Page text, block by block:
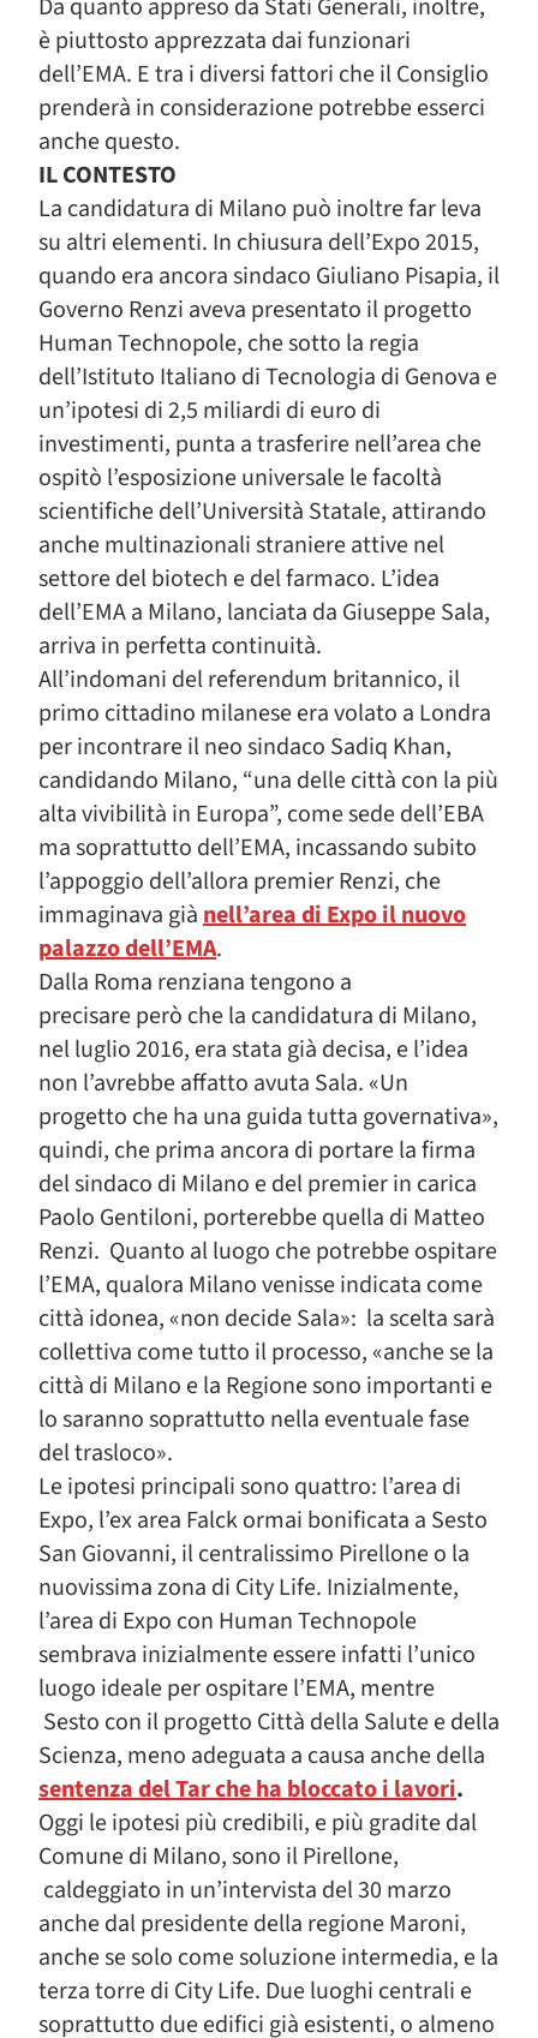
Da quanto appreso da Stati Generali, inoltre,
è piuttosto apprezzata dai funzionari
dell’EMA. E tra i diversi fattori che il Consiglio
prenderà in considerazione potrebbe esserci
anche questo.
IL CONTESTO
La candidatura di Milano può inoltre far leva
su altri elementi. In chiusura dell’Expo 2015,
quando era ancora sindaco Giuliano Pisapia, il
Governo Renzi aveva presentato il progetto
Human Technopole, che sotto la regia
dell’Istituto Italiano di Tecnologia di Genova e
un’ipotesi di 2,5 miliardi di euro di
investimenti, punta a trasferire nell’area che
ospitò l’esposizione universale le facoltà
scientifiche dell’Università Statale, attirando
anche multinazionali straniere attive nel
settore del biotech e del farmaco. L’idea
dell’EMA a Milano, lanciata da Giuseppe Sala,
arriva in perfetta continuità.
All’indomani del referendum britannico, il
primo cittadino milanese era volato a Londra
per incontrare il neo sindaco Sadiq Khan,
candidando Milano, “una delle città con la più
alta vivibilità in Europa”, come sede dell’EBA
ma soprattutto dell’EMA, incassando subito
l’appoggio dell’allora premier Renzi, che
immaginava giànell’area di Expo il nuovo
palazzo dell’EMA.
Dalla Roma renziana tengono a
precisare però che la candidatura di Milano,
nel luglio 2016, era stata già decisa, e l’idea
non l’avrebbe affatto avuta Sala. «Un
progetto che ha una guida tutta governativa»,
quindi, che prima ancora di portare la firma
del sindaco di Milano e del premier in carica
Paolo Gentiloni, porterebbe quella di Matteo
Renzi. Quanto al luogo che potrebbe ospitare
l’EMA, qualora Milano venisse indicata come
città idonea, «non decide Sala»: la scelta sarà
collettiva come tutto il processo, «anche se la
città di Milano e la Regione sono importanti e
lo saranno soprattutto nella eventuale fase
del trasloco».
Le ipotesi principali sono quattro: l’area di
Expo, l’ex area Falck ormai bonificata a Sesto
San Giovanni, il centralissimo Pirellone o la
nuovissima zona di City Life. Inizialmente,
l’area di Expo con Human Technopole
sembrava inizialmente essere infatti l’unico
luogo ideale per ospitare l’EMA, mentre
Sesto con il progetto Città della Salute e della
Scienza, meno adeguata a causa anche della
sentenza del Tar che ha bloccato i lavori.
Oggi le ipotesi più credibili, e più gradite dal
Comune di Milano, sono il Pirellone,
caldeggiato in un’intervista del 30 marzo
anche dal presidente della regione Maroni,
anche se solo come soluzione intermedia, e la
terza torre di City Life. Due luoghi centrali e
soprattutto due edifici già esistenti, o almeno